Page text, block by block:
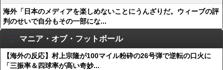
海外「日本のメディアを楽しめないことにうんざりだ。ウィーブの評
判のせいで自分もその一部にな...
マニア・オブ・フットボール
【海外の反応】村上宗隆が100マイル粉砕の26号弾で逆転の口火に
「三振率＆四球率が高い奇妙...